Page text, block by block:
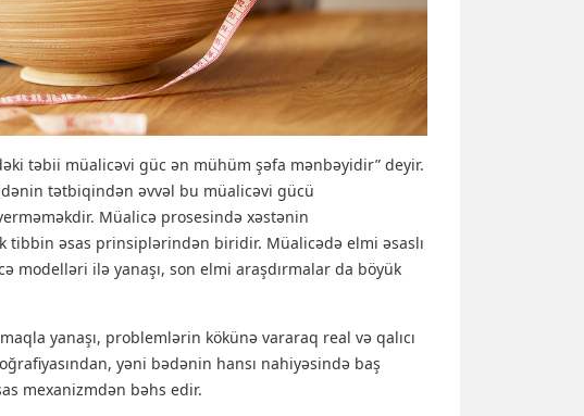
təbii müalicəvi güc ən mühüm şəfa mənbəyidir” deyir.
tətbiqindən əvvəl bu müalicəvi gücü
Müalicə prosesində xəstənin
tibbin əsas prinsiplərindən biridir. Müalicədə elmi əsaslı
modelləri ilə yanaşı, son elmi araşdırmalar da böyük
yanaşı, problemlərin kökünə vararaq real və qalıcı
yəni bədənin hansı nahiyəsində baş
mexanizmdən bəhs edir.